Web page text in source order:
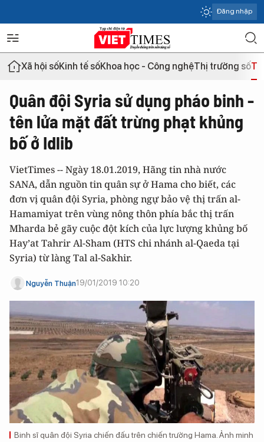
Đăng nhập
Xã hội sốKinh tế sốKhoa học - Công nghệThị trường số
Quân đội Syria sử dụng pháo binh -
tên lửa mặt đất trừng phạt khủng
bố ở Idlib
VietTimes -- Ngày 18.01.2019, Hãng tin nhà nước
SANA, dẫn nguồn tin quân sự ở Hama cho biết, các
đơn vị quân đội Syria, phòng ngự bảo vệ thị trấn al-
Hamamiyat trên vùng nông thôn phía bắc thị trấn
Mharda bẻ gãy cuộc đột kích của lực lượng khủng bố
Hay’at Tahrir Al-Sham (HTS chi nhánh al-Qaeda tại
Syria) từ làng Tal al-Sakhir.
Nguyễn Thuận19/01/2019 10:20
Binh sĩ quân đội Syria chiến đấu trên chiến trường Hama. Ảnh minh